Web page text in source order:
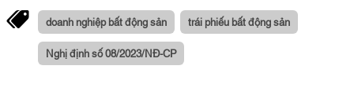
doanh nghiệp bất động sản trái phiếu bất động sản
Nghị định số 08/2023/NĐ-CP